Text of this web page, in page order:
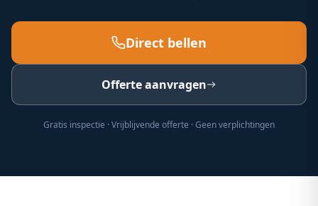
Direct bellen
Offerte aanvragen
Gratis inspectie · Vrijblijvende offerte · Geen verplichtingen